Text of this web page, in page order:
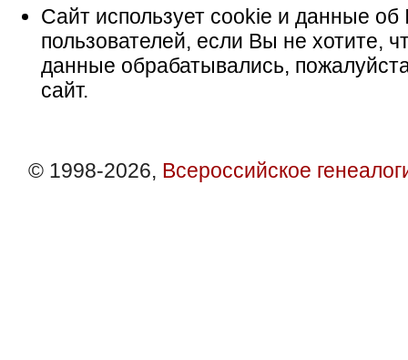
Сайт использует cookie и данные об
пользователей, если Вы не хотите,
данные обрабатывались,
сайт.
© 1998-2026, Всероссийское